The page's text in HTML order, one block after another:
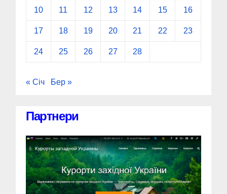
10 11 12 13 14 15 16
17 18 19 20 21 22 23
24 25 26 27 28
« Січ Бер »
Партнери